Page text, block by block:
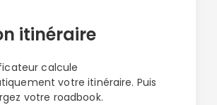
itinéraire
calcule
votre itinéraire. Puis
votre roadbook.